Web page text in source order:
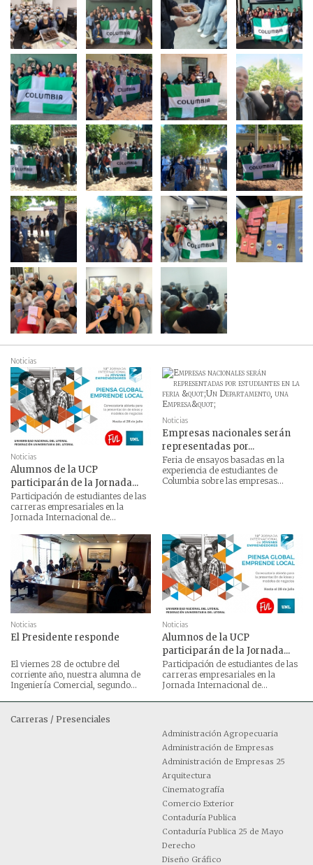
Noticias
Noticias
Alumnos de la UCP
participarán de la Jornada...
Participación de estudiantes de las
carreras empresariales en la
Jornada Internacional de...
Noticias
Empresas nacionales serán
representadas por...
Feria de ensayos basadas en la
experiencia de estudiantes de
Columbia sobre las empresas...
Noticias
El Presidente responde
El viernes 28 de octubre del
corriente año, nuestra alumna de
Ingeniería Comercial, segundo...
Noticias
Alumnos de la UCP
participarán de la Jornada...
Participación de estudiantes de las
carreras empresariales en la
Jornada Internacional de...
Carreras / Presenciales
Administración Agropecuaria
Administración de Empresas
Administración de Empresas 25
Arquitectura
Cinematografía
Comercio Exterior
Contaduría Publica
Contaduría Publica 25 de Mayo
Derecho
Diseño Gráfico